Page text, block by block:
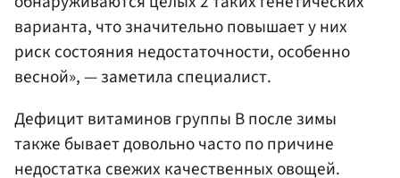
варианта, что значительно повышает у них
риск состояния недостаточности, особенно
весной», — заметила специалист.
Дефицит витаминов группы В после зимы
также бывает довольно часто по причине
недостатка свежих качественных овощей.